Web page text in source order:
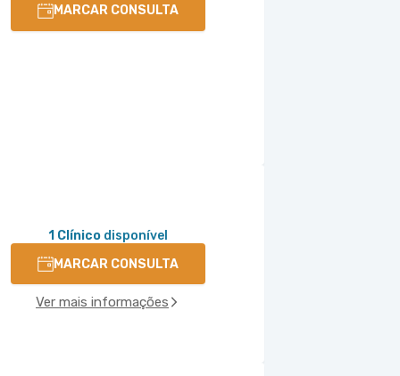
MARCAR CONSULTA
1 Clínicodisponível
MARCAR CONSULTA
Ver mais informações